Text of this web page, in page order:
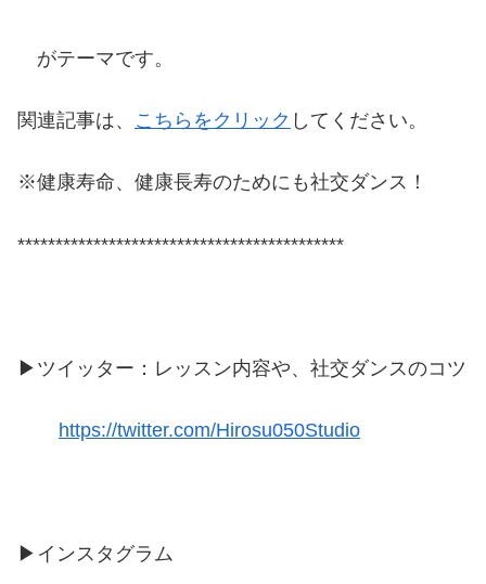
がテーマです。
関連記事は、 こちらをクリック してください。
※健康寿命、健康長寿のためにも社交ダンス！
*******************************************
▶ツイッター：レッスン内容や、社交ダンスのコツ
https://twitter.com/Hirosu050Studio
▶インスタグラム